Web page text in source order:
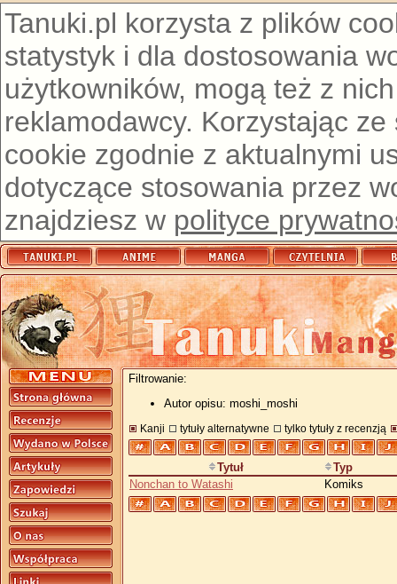
Tanuki.pl korzysta z plików
statystyk i dla dostosowania
użytkowników, mogą też z
reklamodawcy. Korzystając
cookie zgodnie z aktualnymi
dotyczące stosowania przez
znajdziesz w polityce
Filtrowanie:
Autor opisu: moshi_moshi
Kanji tytuły alternatywne tylko tytuły z recenzją
Tytuł
Typ
Nonchan to Watashi
Komiks